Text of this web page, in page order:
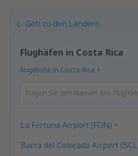
Geh zu den Ländern
Flughäfen in Costa Rica
Angebote in Costa Rica
La Fortuna Airport (FON)
Barra del Colorado Airport